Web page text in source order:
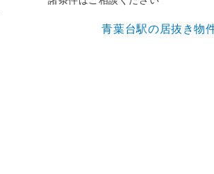
青葉台駅の居抜き物